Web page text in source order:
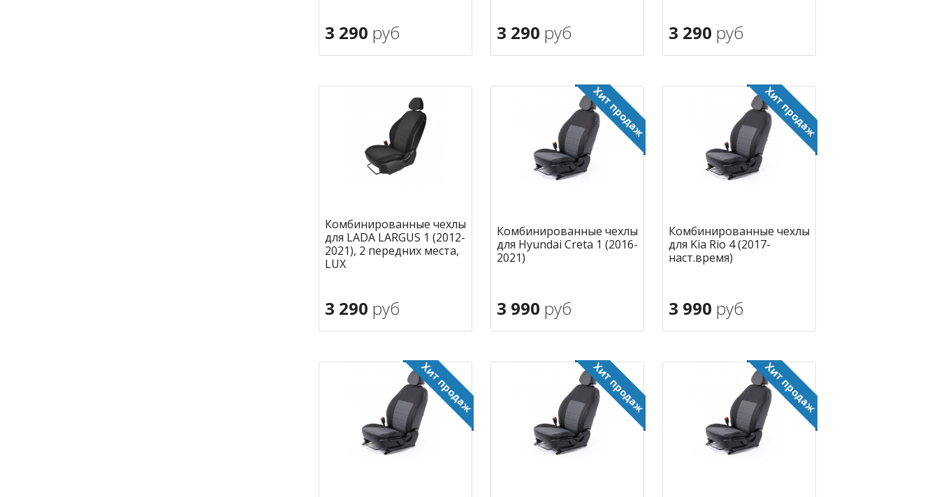
3 290 руб 3 290 руб 3 290 руб
Комбинированные чехлы
для LADA LARGUS 1 (2012-
2021), 2 передних места,
LUX
3 290 руб
В корзину
Комбинированные чехлы
для Hyundai Creta 1 (2016-
2021)
3 990 руб
В корзину
Комбинированные чехлы
для Kia Rio 4 (2017-
наст.время)
3 990 руб
В корзину